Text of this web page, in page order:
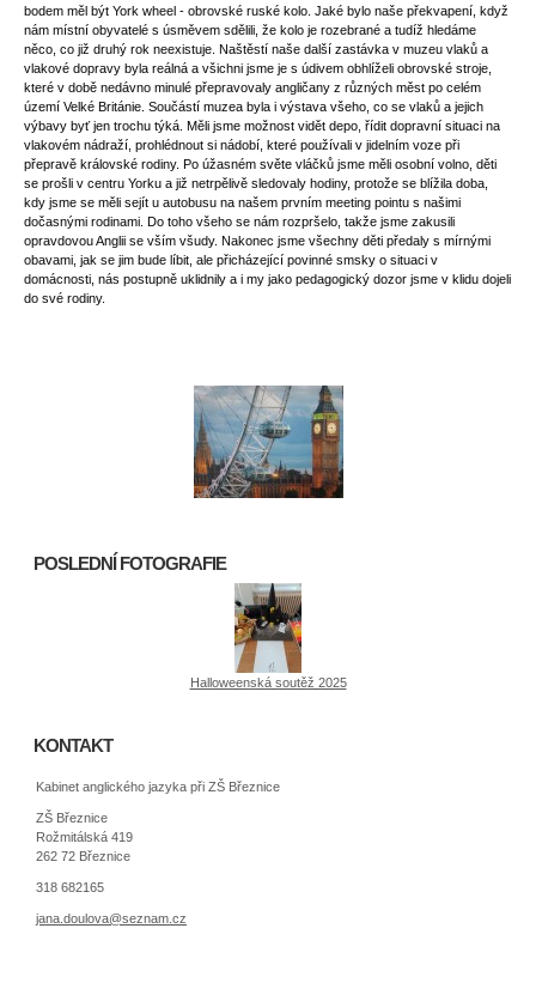
bodem měl být York wheel - obrovské ruské kolo. Jaké bylo naše překvapení, když
nám místní obyvatelé s úsměvem sdělili, že kolo je rozebrané a tudíž hledáme
něco, co již druhý rok neexistuje. Naštěstí naše další zastávka v muzeu vlaků a
vlakové dopravy byla reálná a všichni jsme je s údivem obhlíželi obrovské stroje,
které v době nedávno minulé přepravovaly angličany z různých měst po celém
území Velké Británie. Součástí muzea byla i výstava všeho, co se vlaků a jejich
výbavy byť jen trochu týká. Měli jsme možnost vidět depo, řídit dopravní situaci na
vlakovém nádraží, prohlédnout si nádobí, které používali v jidelním voze při
přepravě královské rodiny. Po úžasném světe vláčků jsme měli osobní volno, děti
se prošli v centru Yorku a již netrpělivě sledovaly hodiny, protože se blížila doba,
kdy jsme se měli sejít u autobusu na našem prvním meeting pointu s našimi
dočasnými rodinami. Do toho všeho se nám rozpršelo, takže jsme zakusili
opravdovou Anglii se vším všudy. Nakonec jsme všechny děti předaly s mírnými
obavami, jak se jim bude líbit, ale přicházející povinné smsky o situaci v
domácnosti, nás postupně uklidnily a i my jako pedagogický dozor jsme v klidu dojeli
do své rodiny.
POSLEDNÍ FOTOGRAFIE
Halloweenská soutěž 2025
KONTAKT
Kabinet anglického jazyka při ZŠ Březnice
ZŠ Březnice
Rožmitálská 419
262 72 Březnice
318 682165
jana.doulova@seznam.cz